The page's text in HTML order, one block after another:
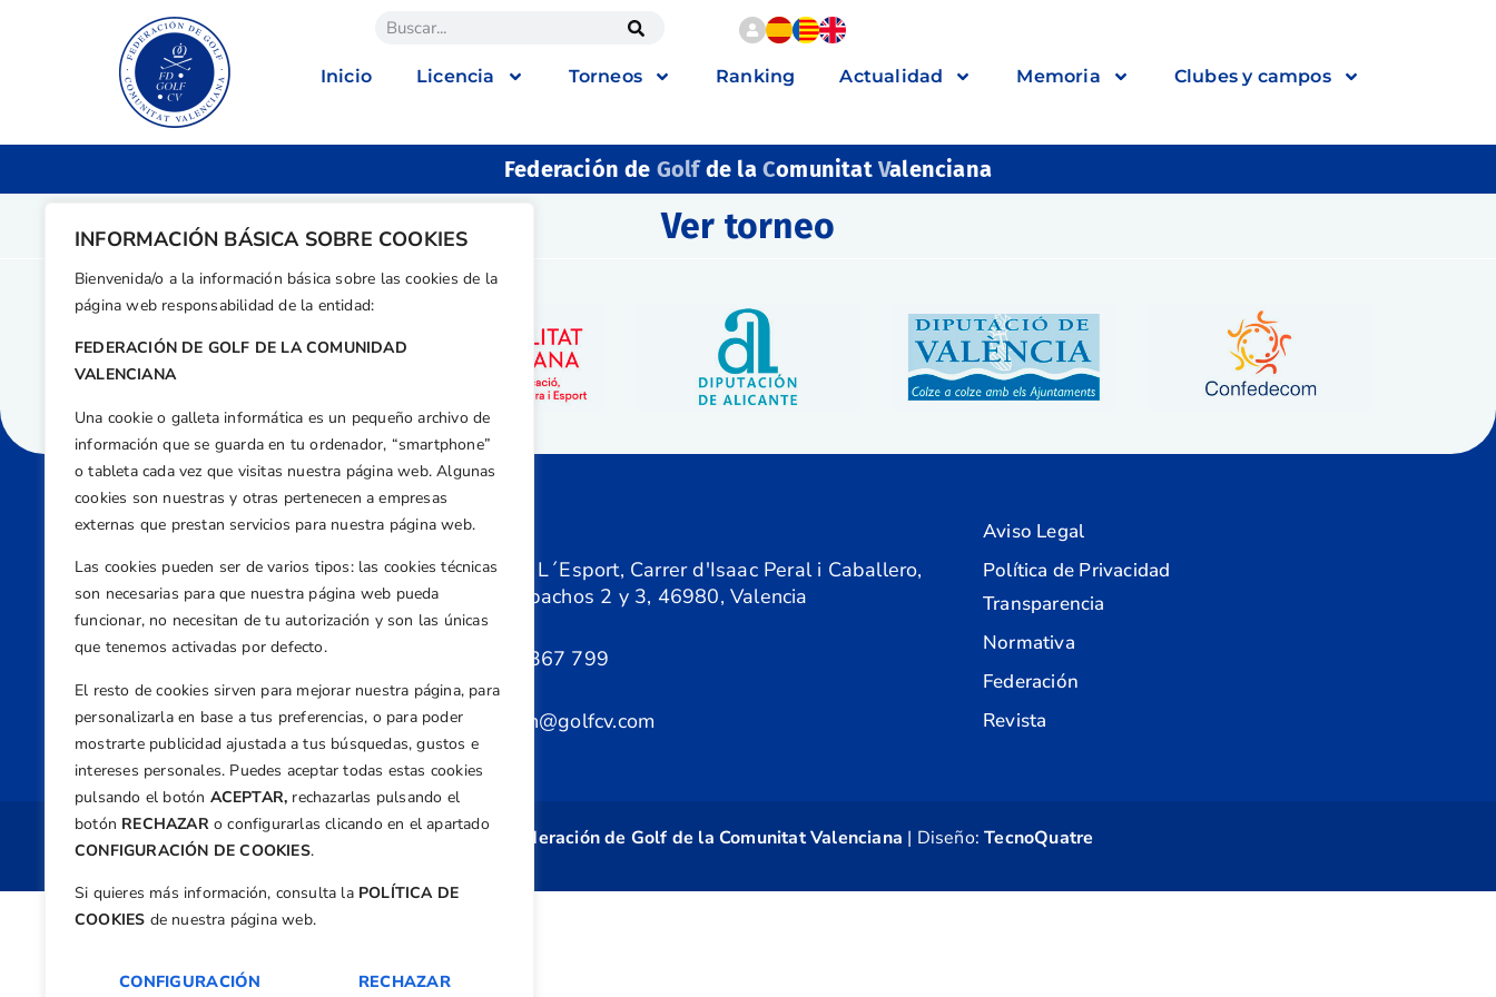
INFORMACIÓN BÁSICA SOBRE COOKIES
Bienvenida/o a la información básica sobre las cookies de la
página web responsabilidad de la entidad:
FEDERACIÓN DE GOLF DE LA COMUNIDAD
VALENCIANA
Una cookie o galleta informática es un pequeño archivo de
información que se guarda en tu ordenador, “smartphone”
o tableta cada vez que visitas nuestra página web. Algunas
cookies son nuestras y otras pertenecen a empresas
externas que prestan servicios para nuestra página web.
Las cookies pueden ser de varios tipos: las cookies técnicas
son necesarias para que nuestra página web pueda
funcionar, no necesitan de tu autorización y son las únicas
que tenemos activadas por defecto.
El resto de cookies sirven para mejorar nuestra página, para
personalizarla en base a tus preferencias, o para poder
mostrarte publicidad ajustada a tus búsquedas, gustos e
intereses personales. Puedes aceptar todas estas cookies
pulsando el botón ACEPTAR, rechazarlas pulsando el
botón RECHAZARo configurarlas clicando en el apartado
CONFIGURACIÓN DE COOKIES.
Si quieres más información, consulta la POLÍTICA DE
COOKIES de nuestra página web.
CONFIGURACIÓN RECHAZAR
Inicio Licencia Torneos Ranking Actualidad Memoria Clubes y campos
Federación de Golfde la ComunitatValenciana
Ver torneo
Centre de L´Esport, Carrer d'Isaac Peral i Caballero,
Nº 5, Despachos 2 y 3, 46980, Valencia
Teléfono
+34 961 367 799
Email
federacion@golfcv.com
Aviso Legal
Política de Privacidad
Transparencia
Normativa
Federación
Revista
Copyright © Federación de Golf de la Comunitat Valenciana | Diseño:TecnoQuatre